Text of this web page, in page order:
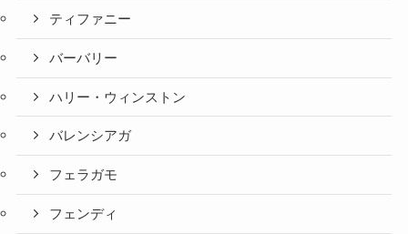
ティファニー
バーバリー
ハリー・ウィンストン
バレンシアガ
フェラガモ
フェンディ